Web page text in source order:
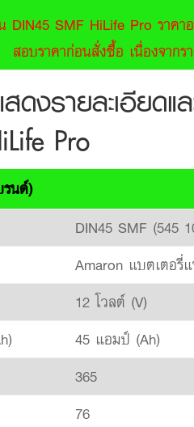
DIN45 SMF HiLife Pro ราคา
สอบราคาก่อนสั่งซื้อ เนื่องจาก
สดงรายละเอีย
Pro
นด์)
DIN45 SMF (545
Amaron แบตเตอรี่
12 โวลต์ (V)
45 แอมป์ (Ah)
365
76